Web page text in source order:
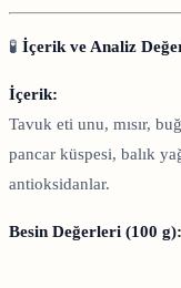
🧪 İçerik ve Analiz
İçerik:
Tavuk eti unu, mısır,
pancar küspesi, balık
antioksidanlar.
Besin Değerleri (100 g):